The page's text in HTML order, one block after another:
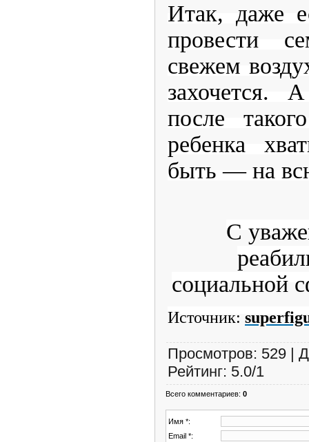
Итак, даже
провести
свежем
захочется.
после
ребенка
быть — на
С
социальной
Источник:
Просмотров: 529 |
Рейтинг: 5.0/1
Всего комментариев: 0
Имя *:
Email *: